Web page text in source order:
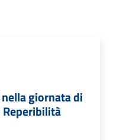
giornata di